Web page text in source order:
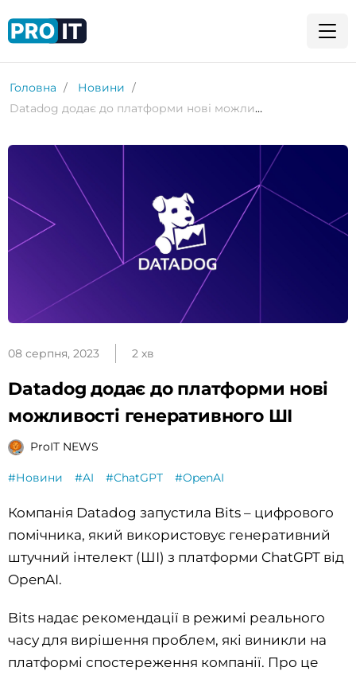
Головна
Новини
Datadog додає до платформи нові можливості генеративного ШІ
08 серпня, 2023 2 хв
Datadog додає до платформи нові
можливості генеративного ШІ
ProIT NEWS
#Новини #AI #ChatGPT #OpenAI
Компанія Datadog запустила Bits – цифрового
помічника, який використовує генеративний
штучний інтелект (ШІ) з платформи ChatGPT від
OpenAI.
Bits надає рекомендації в режимі реального
часу для вирішення проблем, які виникли на
платформі спостереження компанії. Про це